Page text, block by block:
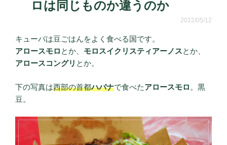
ロは同じものか違うのか
2022/05/12
キューバは豆ごはんをよく食べる国です。
アロースモロ とか、 モロスイクリスティアーノスとか、
アロースコングリ とか。
下の写真は西部の首都ハバナで食べたアロースモロ 。黒
豆。